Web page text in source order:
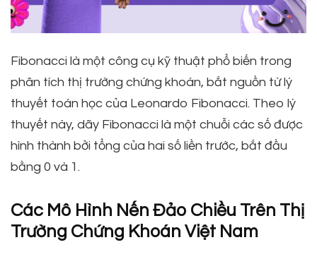
Fibonacci là một công cụ kỹ thuật phổ biến trong
phân tích thị trường chứng khoán, bắt nguồn từ lý
thuyết toán học của Leonardo Fibonacci. Theo lý
thuyết này, dãy Fibonacci là một chuỗi các số được
hình thành bởi tổng của hai số liền trước, bắt đầu
bằng 0 và 1.
Các Mô Hình Nến Đảo Chiều Trên Thị
Trường Chứng Khoán Việt Nam